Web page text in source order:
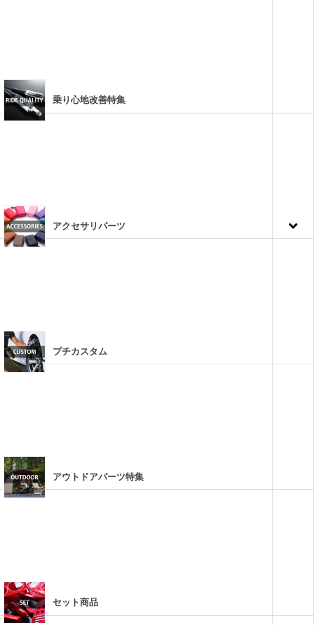
乗り心地改善特集
アクセサリパーツ
プチカスタム
アウトドアパーツ特集
セット商品